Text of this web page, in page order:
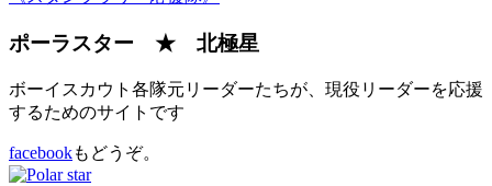
ポーラスター ★ 北極星
ボーイスカウト各隊元リーダーたちが、現役リーダーを応援
するためのサイトです
facebookもどうぞ。